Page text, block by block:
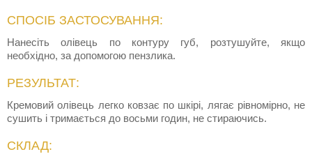
СПОСІБ ЗАСТОСУВАННЯ:
Нанесіть олівець по контуру губ, розтушуйте, якщо
необхідно, за допомогою пензлика.
РЕЗУЛЬТАТ:
Кремовий олівець легко ковзає по шкірі, лягає рівномірно, не
сушить і тримається до восьми годин, не стираючись.
СКЛАД: